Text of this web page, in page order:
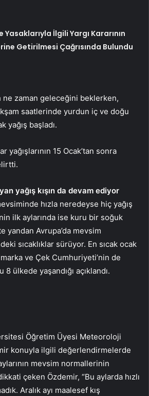
İlgili Yargı Kararının
Getirilmesi Çağrısında Bulundu
ne zaman geleceğini beklerken,
saatlerinde yurdun iç ve doğu
yağış başladı.
yağışlarının 15 Ocak’tan sonra
yağış kışın da devam ediyor
hızla neredeyse hiç yağış
ilk aylarında ise kuru bir soğuk
yandan Avrupa’da mevsim
sıcaklıklar sürüyor. En sıcak ocak
ve Çek Cumhuriyeti’nin de
ülkede yaşandığı açıklandı.
Öğretim Üyesi Meteoroloji
konuyla ilgili değerlendirmelerde
mevsim normallerinin
çeken Özdemir, “Bu aylarda hızlı
Aralık ayı maalesef kış